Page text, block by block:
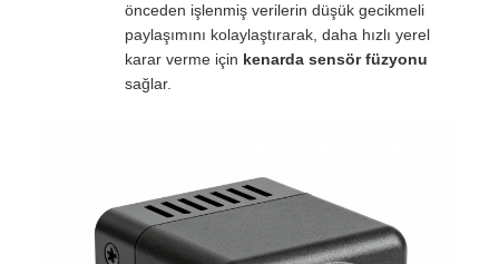
önceden işlenmiş verilerin düşük gecikmeli
paylaşımını kolaylaştırarak, daha hızlı yerel
karar verme için kenarda sensör füzyonu
sağlar.